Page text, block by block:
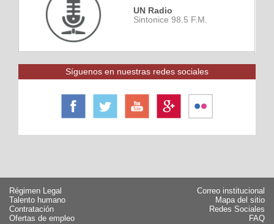
UN Radio
Sintonice 98.5 F.M.
Síguenos en nuestras redes sociales
Régimen Legal
Talento humano
Contratación
Ofertas de empleo
Correo institucional
Mapa del sitio
Redes Sociales
FAQ